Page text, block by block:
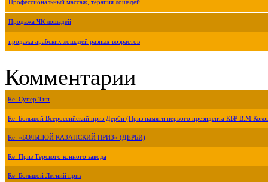
Профессиональный массаж, терапия лошадей
Продажа ЧК лошадей
продажа арабских лошадей разных возрастов
Комментарии
Re: Супер Тип
Re: Большой Всероссийский приз Дерби (Приз памяти первого президента КБР
Re: «БОЛЬШОЙ КАЗАНСКИЙ ПРИЗ» (ДЕРБИ)
Re: Приз Терского конного завода
Re: Большой Летний приз